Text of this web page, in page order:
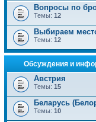
Вопросы по
Темы: 12
Выбираем
Темы: 12
Обсуждения и
Австрия
Темы: 15
Беларусь
Темы: 10